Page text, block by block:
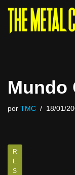
Saltar
Mundo
por TMC 18/01/
R
E
S